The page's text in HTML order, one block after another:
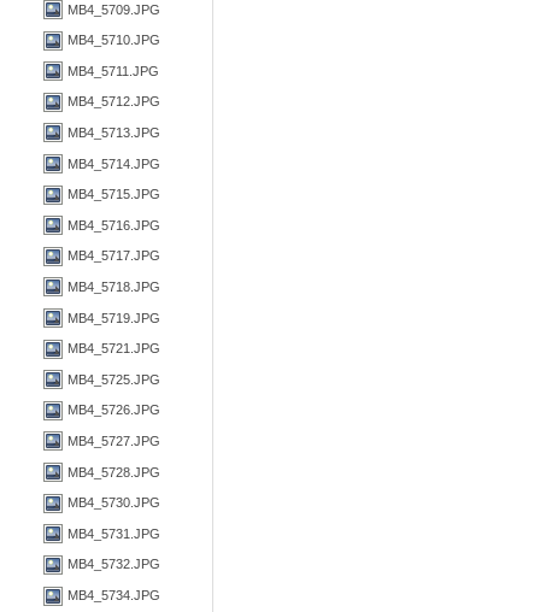
MB4_5709.JPG
MB4_5710.JPG
MB4_5711.JPG
MB4_5712.JPG
MB4_5713.JPG
MB4_5714.JPG
MB4_5715.JPG
MB4_5716.JPG
MB4_5717.JPG
MB4_5718.JPG
MB4_5719.JPG
MB4_5721.JPG
MB4_5725.JPG
MB4_5726.JPG
MB4_5727.JPG
MB4_5728.JPG
MB4_5730.JPG
MB4_5731.JPG
MB4_5732.JPG
MB4_5734.JPG